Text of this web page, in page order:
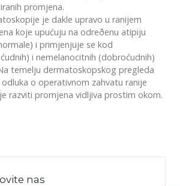
promjena.
je dakle upravo u ranijem
koje upućuju na odreðenu atipiju
i primjenjuje se kod
i nemelanocitnih (dobroćudnih)
temelju dermatoskopskog pregleda
o operativnom zahvatu ranije
razviti promjena vidljiva prostim okom.
nas